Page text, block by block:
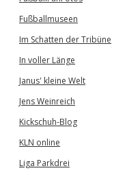
Fußballmuseen
Im Schatten der Tribüne
In voller Länge
Janus' kleine Welt
Jens Weinreich
Kickschuh-Blog
KLN online
Liga Parkdrei